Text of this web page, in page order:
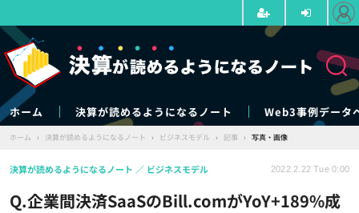
ホーム 決算が読めるようになるノート Web3事例データ
ホーム › 決算が読めるようになるノート › ビジネスモデル › 記事 › 写真・画像
Q.企業間決済SaaSのBill.comがYoY+189%成
決算が読めるようになるノート ビジネスモデル 2022.2.22 Tue 0:00